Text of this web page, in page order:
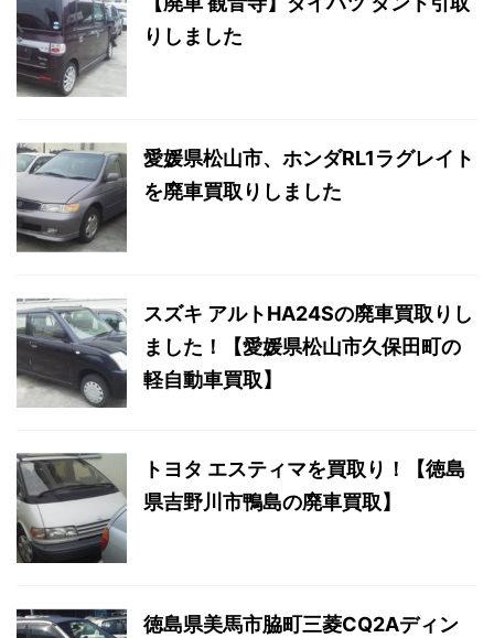
りしました
愛媛県松山市、ホンダRL1ラグレイト
を廃車買取りしました
スズキ アルトHA24Sの廃車買取りし
ました！【愛媛県松山市久保田町の
軽自動車買取】
トヨタ エスティマを買取り！【徳島
県吉野川市鴨島の廃車買取】
徳島県美馬市脇町三菱CQ2Aディン